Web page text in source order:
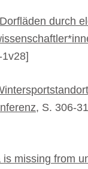
durch
, S. 306-
missing from